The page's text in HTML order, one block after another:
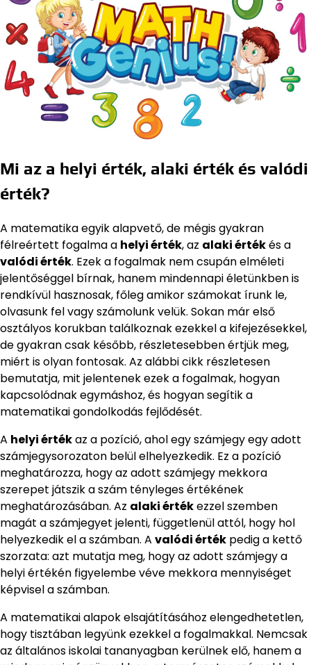
Mi az a helyi érték, alaki érték és valódi
érték?
A matematika egyik alapvető, de mégis gyakran
félreértett fogalma a helyi érték, az alaki értékés a
valódi érték. Ezek a fogalmak nem csupán elméleti
jelentőséggel bírnak, hanem mindennapi életünkben is
rendkívül hasznosak, főleg amikor számokat írunk le,
olvasunk fel vagy számolunk velük. Sokan már első
osztályos korukban találkoznak ezekkel a kifejezésekkel,
de gyakran csak később, részletesebben értjük meg,
miért is olyan fontosak. Az alábbi cikk részletesen
bemutatja, mit jelentenek ezek a fogalmak, hogyan
kapcsolódnak egymáshoz, és hogyan segítik a
matematikai gondolkodás fejlődését.
A helyi értékaz a pozíció, ahol egy számjegy egy adott
számjegysorozaton belül elhelyezkedik. Ez a pozíció
meghatározza, hogy az adott számjegy mekkora
szerepet játszik a szám tényleges értékének
meghatározásában. Az alaki értékezzel szemben
magát a számjegyet jelenti, függetlenül attól, hogy hol
helyezkedik el a számban. A valódi érték pedig a kettő
szorzata: azt mutatja meg, hogy az adott számjegy a
helyi értékén figyelembe véve mekkora mennyiséget
képvisel a számban.
A matematikai alapok elsajátításához elengedhetetlen,
hogy tisztában legyünk ezekkel a fogalmakkal. Nemcsak
az általános iskolai tananyagban kerülnek elő, hanem a